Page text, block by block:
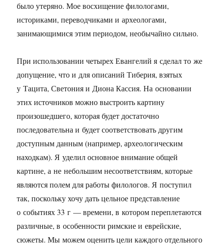
было утеряно. Мое восхищение филологами,
историками, переводчиками и археологами,
занимающимися этим периодом, необычайно сильно.
При использовании четырех Евангелий я сделал то же
допущение, что и для описаний Тиберия, взятых
у Тацита, Светония и Диона Кассия. На основании
этих источников можно выстроить картину
произошедшего, которая будет достаточно
последовательна и будет соответствовать другим
доступным данным (например, археологическим
находкам). Я уделил основное внимание общей
картине, а не небольшим несоответствиям, которые
являются полем для работы филологов. Я поступил
так, поскольку хочу дать цельное представление
о событиях 33 г — времени, в котором переплетаются
различные, в особенности римские и еврейские,
сюжеты. Мы можем оценить цели каждого отдельного